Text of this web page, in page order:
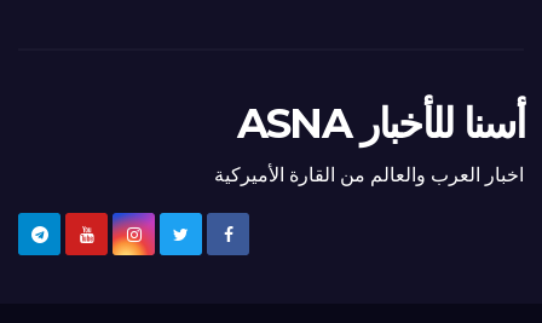
أسنا للأخبار ASNA
اخبار العرب والعالم من القارة الأميركية